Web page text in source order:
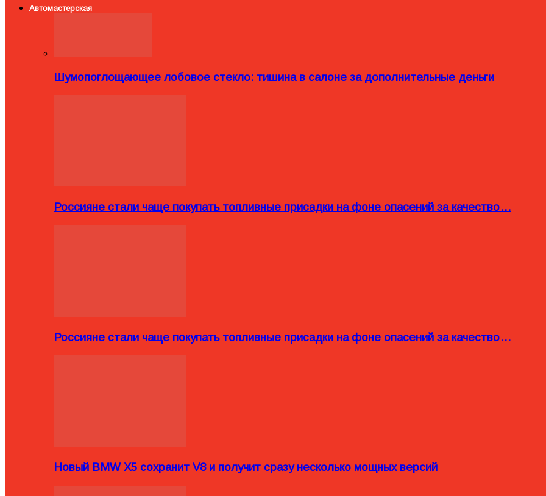
Автомастерская
Шумопоглощающее лобовое стекло: тишина в салоне за дополнительные деньги
Россияне стали чаще покупать топливные присадки на фоне опасений за качество…
Россияне стали чаще покупать топливные присадки на фоне опасений за качество…
Новый BMW X5 сохранит V8 и получит сразу несколько мощных версий